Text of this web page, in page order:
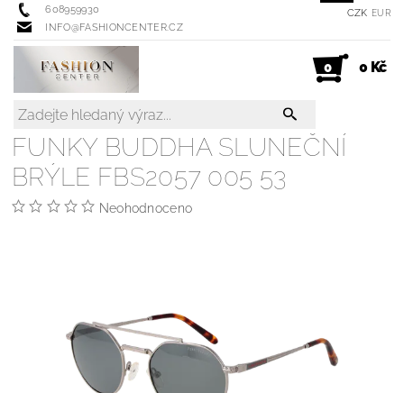
608959930
INFO@FASHIONCENTER.CZ
CZK EUR
0 0 Kč
FUNKY BUDDHA SLUNEČNÍ
BRÝLE FBS2057 005 53
Neohodnoceno